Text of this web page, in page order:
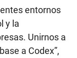
entornos
y la
Unirnos a
a Codex”,